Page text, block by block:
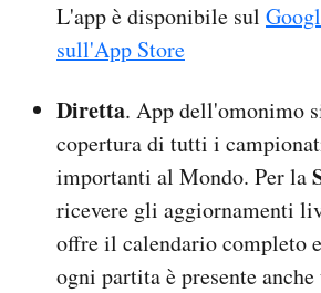
L'app è disponibile sul
sull'App Store
Diretta. App dell'omonimo
copertura di tutti i
importanti al Mondo. Per la
ricevere gli aggiornamenti
offre il calendario completo
ogni partita è presente